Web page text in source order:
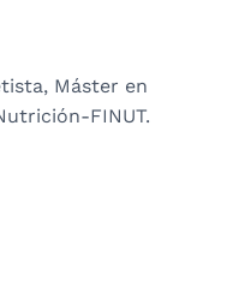
Máster en
FINUT.